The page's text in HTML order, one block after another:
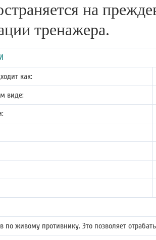
на
тренажера.
как:
виде:
по живому противнику. Это позволяет